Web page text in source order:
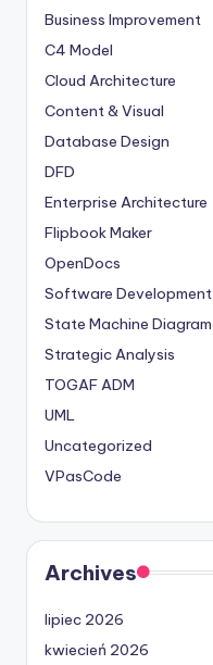
Business Improvement
C4 Model
Cloud Architecture
Content & Visual
Database Design
DFD
Enterprise Architecture
Flipbook Maker
OpenDocs
Software Development
State Machine Diagram
Strategic Analysis
TOGAF ADM
UML
Uncategorized
VPasCode
Archives
lipiec 2026
kwiecień 2026